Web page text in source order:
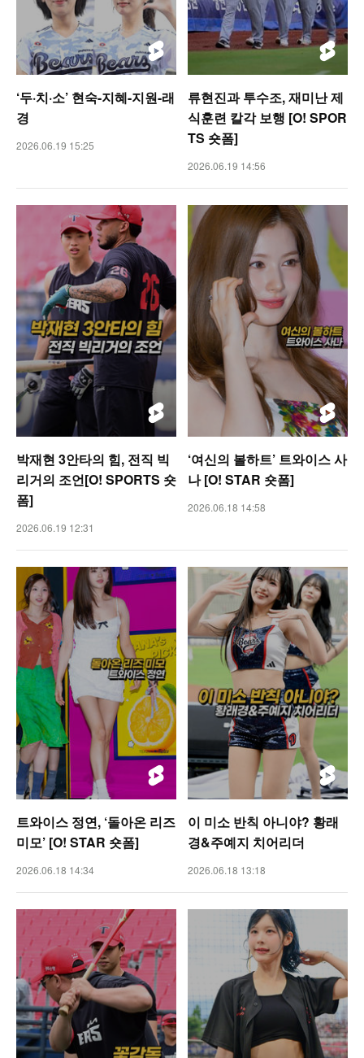
‘두·치·소’ 현숙-지혜-지원-래
경
2026.06.19 15:25
류현진과 투수조, 재미난 제
식훈련 칼각 보행 [O! SPOR
TS 숏폼]
2026.06.19 14:56
박재현 3안타의 힘, 전직 빅
리거의 조언[O! SPORTS 숏
폼]
2026.06.19 12:31
‘여신의 볼하트’ 트와이스 사
나 [O! STAR 숏폼]
2026.06.18 14:58
트와이스 정연, ‘돌아온 리즈
미모’ [O! STAR 숏폼]
2026.06.18 14:34
이 미소 반칙 아니야? 황래
경&주예지 치어리더
2026.06.18 13:18